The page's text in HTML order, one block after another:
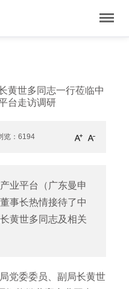
黄世多同志一行莅临中
台走访调研
： 6194
业平台（广东曼申
事长热情接待了中
黄世多同志及相关
党委委员、副局长黄世